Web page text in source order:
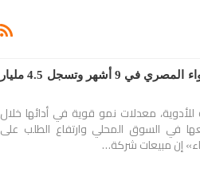
«الحكمة» تستحوذ على 2.1% من مبيعات سوق الدواء المصري في 9 أشهر وتسجل 4.5 مليار
معدلات نمو قوية في أدائها خلال
2025، مدفوعة بتوسعها في السوق المحلي وارتفاع الطلب على
إن مبيعات شركة…